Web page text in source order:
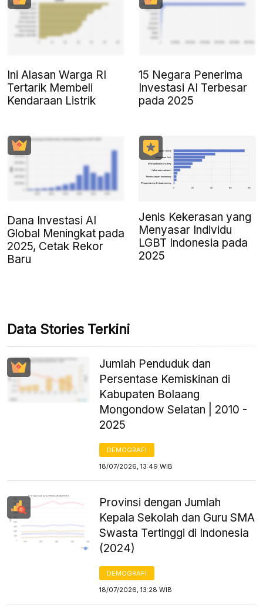
Ini Alasan Warga RI
Tertarik Membeli
Kendaraan Listrik
15 Negara Penerima
Investasi AI Terbesar
pada 2025
Dana Investasi AI
Global Meningkat pada
2025, Cetak Rekor
Baru
Jenis Kekerasan yang
Menyasar Individu
LGBT Indonesia pada
2025
Data Stories Terkini
Jumlah Penduduk dan
Persentase Kemiskinan di
Kabupaten Bolaang
Mongondow Selatan | 2010 -
2025
DEMOGRAFI
18/07/2026, 13:49 WIB
Provinsi dengan Jumlah
Kepala Sekolah dan Guru SMA
Swasta Tertinggi di Indonesia
(2024)
DEMOGRAFI
18/07/2026, 13:28 WIB